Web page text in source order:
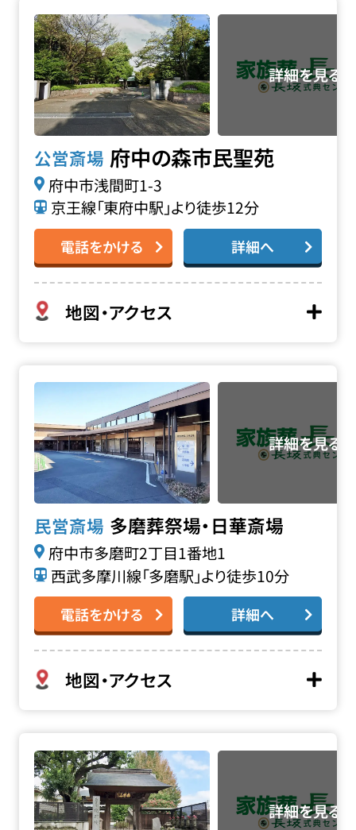
公営斎場 府中の森市民聖苑
府中市浅間町1-3
京王線「東府中駅」より徒歩12分
電話をかける 詳細へ
地図・アクセス
民営斎場 多磨葬祭場・日華斎場
府中市多磨町2丁目1番地1
西武多摩川線「多磨駅」より徒歩10分
電話をかける 詳細へ
地図・アクセス
多磨葬祭場・日華斎場の詳細へ